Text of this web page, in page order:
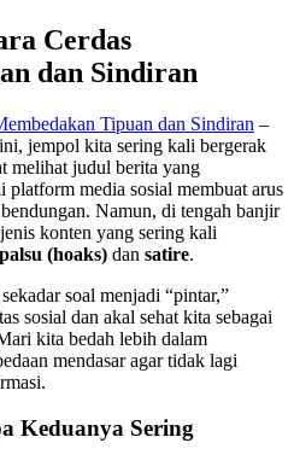
Cerdas
dan Sindiran
Tipuan dan Sindiran –
jempol kita sering kali bergerak
melihat judul berita yang
media sosial membuat arus
Namun, di tengah banjir
konten yang sering kali
(hoaks) dan satire.
soal menjadi “pintar,”
sosial dan akal sehat kita sebagai
kita bedah lebih dalam
mendasar agar tidak lagi
Keduanya Sering